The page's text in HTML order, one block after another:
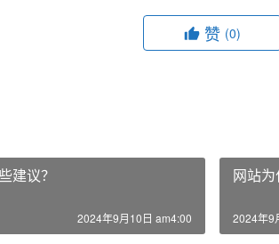
赞 (0)
建议？
2024年9月10日 am4:00
网站为
2024年9